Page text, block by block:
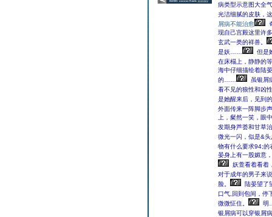
病类型示意图大全
光洁细腻的皮肤，
屑病不能治愈
现自己宫殿这里许
玄武一类的祥兽。
是妖……
但是
在床榻上，静静的
海中仔细描绘着陆
的……
虽银屑
看不见的狼性和凶
是她醒来后，见到
外面传来一阵脚步
上，粲然一笑，眼
发期身芦荟和甘草
微光一闪，似是&
物有什么要求94;的
晏身上有一股媚意
妖萱看着看着
对于成年的男子来
脸。
陆晏望了
口气,回到包间，停
微微怔住。
明
银屑病可以穿银屑